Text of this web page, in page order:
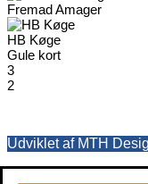
Fremad Amager
HB Køge
Gule kort
3
2
Udviklet af MTH